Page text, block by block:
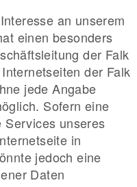
an unserem
einen besonders
der Falk
der Falk
jede Angabe
Sofern eine
Services unseres
in
jedoch eine
Daten